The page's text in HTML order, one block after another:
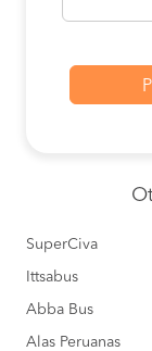
SuperCiva
Ittsabus
Abba Bus
Alas Peruanas